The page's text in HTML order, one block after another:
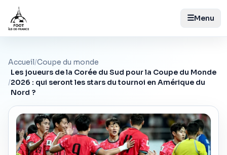
☰Menu
Accueil/Coupe du monde
/
Les joueurs de la Corée du Sud pour la Coupe du Monde
2026 : qui seront les stars du tournoi en Amérique du
Nord ?